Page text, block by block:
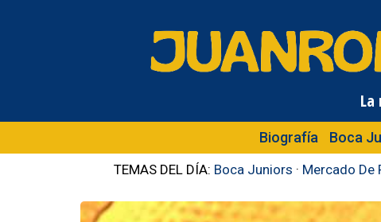
La
Biografía Boca
TEMAS DEL DÍA: Boca Juniors · Mercado De